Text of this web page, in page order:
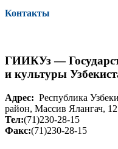
Контакты
ГИИКУз —
и культуры
Адрес: Республика
район, Массив Ялангач,
Тел:(71)230-28-15
Факс:(71)230-28-15